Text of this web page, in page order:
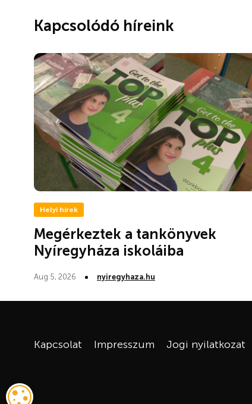
Kapcsolódó híreink
Helyi hírek
Megérkeztek a tankönyvek
Nyíregyháza iskoláiba
Aug 5, 2026 nyiregyhaza.hu
Kapcsolat Impresszum Jogi nyilatkozat